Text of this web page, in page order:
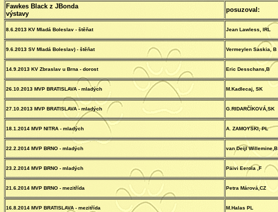
Fawkes Black z JBonda
výstavy
posuzoval:
8.6.2013 KV Mladá Boleslav - štěňat Jean Lawless, IRL
9.6.2013 SV Mladá Boleslav) - štěňat Vermeylen Saskia, B
14.9.2013 KV Zbraslav u Brna - dorost Eric Desschans,B
26.10.2013 MVP BRATISLAVA - mladých M.Kadlecaj, SK
27.10.2013 MVP BRATISLAVA - mladých G.RIDARČÍKOVÁ,SK
18.1.2014 MVP NITRA - mladých A. ZAMOYSKI, PL
22.2.2014 MVP BRNO - mladých van Deijl Willemine,B
23.2.2014 MVP BRNO - mladých Päivi Eerola ,F
21.6.2014 MVP BRNO - mezitřída Petra Márová,CZ
16.8.2014 MVP BRATISLAVA - mezitřída M.Halas PL